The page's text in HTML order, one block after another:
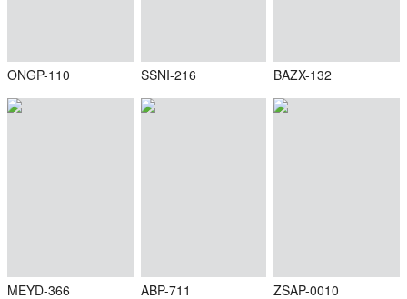
ONGP-110 SSNI-216 BAZX-132
MEYD-366 ABP-711 ZSAP-0010